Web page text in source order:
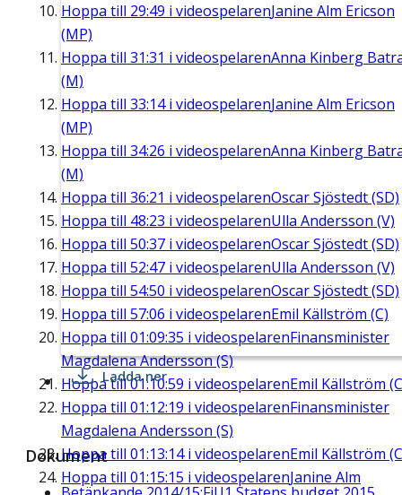
Hoppa till 29:49 i videospelarenJanine Alm Ericson
(MP)
Hoppa till 31:31 i videospelarenAnna Kinberg
(M)
Hoppa till 33:14i videospelarenJanine Alm Ericson
(MP)
Hoppa till 34:26 i videospelarenAnna Kinberg
(M)
Hoppa till 36:21 i videospelarenOscar Sjöstedt (SD)
Hoppa till 48:23 i videospelarenUlla Andersson (V)
Hoppa till 50:37 i videospelarenOscar Sjöstedt (SD)
Hoppa till 52:47 i videospelarenUlla Andersson (V)
Hoppa till 54:50 i videospelarenOscar Sjöstedt (SD)
Hoppa till 57:06 i videospelarenEmil Källström (C)
Hoppa till 01:09:35 i videospelarenFinansminister
Magdalena Andersson (S)
Hoppa till01:10:59 i videospelarenEmil Källström
Hoppa till 01:12:19 i videospelarenFinansminister
Magdalena Andersson (S)
Hoppa till 01:13:14i videospelarenEmil Källström
Hoppa till 01:15:15 i videospelarenJanine Alm
Ladda ner
Dokument